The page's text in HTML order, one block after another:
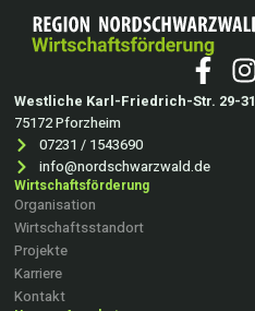
Westliche Karl-Friedrich-Str. 29-31
75172 Pforzheim
07231 / 1543690
info@nordschwarzwald.de
Wirtschaftsförderung
Organisation
Wirtschaftsstandort
Projekte
Karriere
Kontakt